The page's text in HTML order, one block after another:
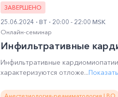
ЗАВЕРШЕНО
25.06.2024 ВТ 20:00 - 22:00 MSK
Онлайн-семинар
Инфильтративные
Инфильтративные
характеризуются отложе...